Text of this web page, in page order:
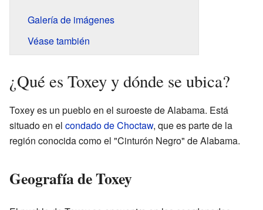
Galería de imágenes
Véase también
¿Qué es Toxey y dónde se ubica?
Toxey es un pueblo en el suroeste de Alabama. Está
situado en el condado de Choctaw, que es parte de la
región conocida como el "Cinturón Negro" de Alabama.
Geografía de Toxey